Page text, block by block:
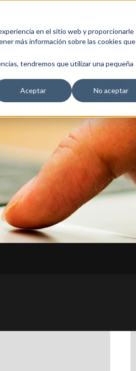
en el sitio web y proporcionarle
más información sobre las cookies que
tendremos que utilizar una pequeña
Aceptar
No aceptar